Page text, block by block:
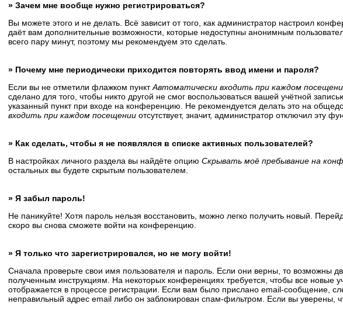
» Зачем мне вообще нужно регистрироваться?
Вы можете этого и не делать. Всё зависит от того, как администратор настроил
даёт вам дополнительные возможности, которые недоступны анонимным
всего пару минут, поэтому мы рекомендуем это сделать.
» Почему мне периодически приходится повторять ввод имени и пароля?
Если вы не отметили флажком пунктАвтоматически входить при каждом
сделано для того, чтобы никто другой не смог воспользоваться вашей учётной
указанный пункт при входе на конференцию. Не рекомендуется делать это на
входить при каждом посещении отсутствует, значит, администратор отключил эту
» Как сделать, чтобы я не появлялся в списке активных пользователей?
В настройках личного раздела вы найдёте опцию Скрывать моё пребывание на
остальных вы будете скрытым пользователем.
» Я забыл пароль!
Не паникуйте! Хотя пароль нельзя восстановить, можно легко получить новый.
скоро вы снова сможете войти на конференцию.
» Я только что зарегистрировался, но не могу войти!
Сначала проверьте свои имя пользователя и пароль. Если они верны, то возможны
полученным инструкциям. На некоторых конференциях требуется, чтобы все
отображается в процессе регистрации. Если вам было прислано email-сообщение,
неправильный адрес email либо он заблокирован спам-фильтром. Если вы уверены,